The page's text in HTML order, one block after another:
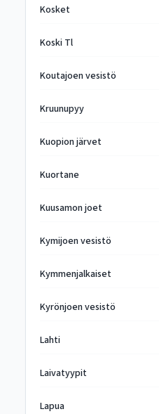
Kosket
Koski Tl
Koutajoen vesistö
Kruunupyy
Kuopion järvet
Kuortane
Kuusamon joet
Kymijoen vesistö
Kymmenjalkaiset
Kyrönjoen vesistö
Lahti
Laivatyypit
Lapua